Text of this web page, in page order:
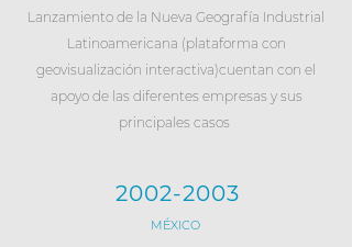
Lanzamiento de la Nueva Geografía Industrial
Latinoamericana (plataforma con
geovisualización interactiva)cuentan con el
apoyo de las diferentes empresas y sus
principales casos
2002-2003
MÉXICO